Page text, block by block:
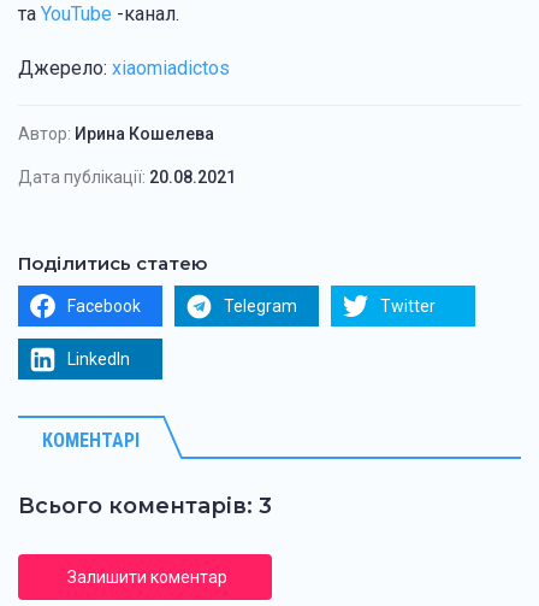
та YouTube -канал.
Джерело: xiaomiadictos
Автор: Ирина Кошелева
Дата публікації: 20.08.2021
Поділитись статею
Facebook Telegram Twitter
LinkedIn
КОМЕНТАРІ
Всього коментарів: 3
Залишити коментар